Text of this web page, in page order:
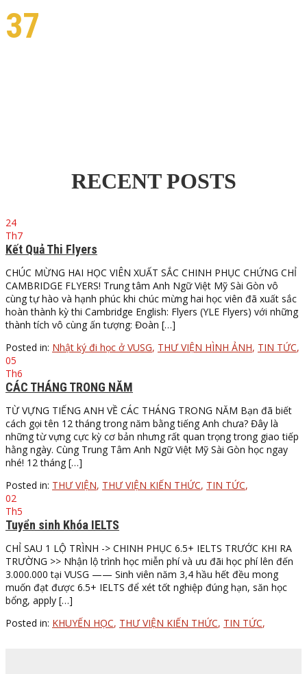
37
RECENT POSTS
24
Th7
Kết Quả Thi Flyers
CHÚC MỪNG HAI HỌC VIÊN XUẤT SẮC CHINH PHỤC CHỨNG CHỈ
CAMBRIDGE FLYERS! Trung tâm Anh Ngữ Việt Mỹ Sài Gòn vô
cùng tự hào và hạnh phúc khi chúc mừng hai học viên đã xuất sắc
hoàn thành kỳ thi Cambridge English: Flyers (YLE Flyers) với những
thành tích vô cùng ấn tượng: Đoàn […]
Posted in: Nhật ký đi học ở VUSG, THƯ VIỆN HÌNH ẢNH, TIN TỨC,
05
Th6
CÁC THÁNG TRONG NĂM
TỪ VỰNG TIẾNG ANH VỀ CÁC THÁNG TRONG NĂM Bạn đã biết
cách gọi tên 12 tháng trong năm bằng tiếng Anh chưa? Đây là
những từ vựng cực kỳ cơ bản nhưng rất quan trọng trong giao tiếp
hằng ngày. Cùng Trung Tâm Anh Ngữ Việt Mỹ Sài Gòn học ngay
nhé! 12 tháng […]
Posted in: THƯ VIỆN, THƯ VIỆN KIẾN THỨC, TIN TỨC,
02
Th5
Tuyển sinh Khóa IELTS
CHỈ SAU 1 LỘ TRÌNH -> CHINH PHỤC 6.5+ IELTS TRƯỚC KHI RA
TRƯỜNG >> Nhận lộ trình học miễn phí và ưu đãi học phí lên đến
3.000.000 tại VUSG —— Sinh viên năm 3,4 hầu hết đều mong
muốn đạt được 6.5+ IELTS để xét tốt nghiệp đúng hạn, săn học
bổng, apply […]
Posted in: KHUYẾN HỌC, THƯ VIỆN KIẾN THỨC, TIN TỨC,